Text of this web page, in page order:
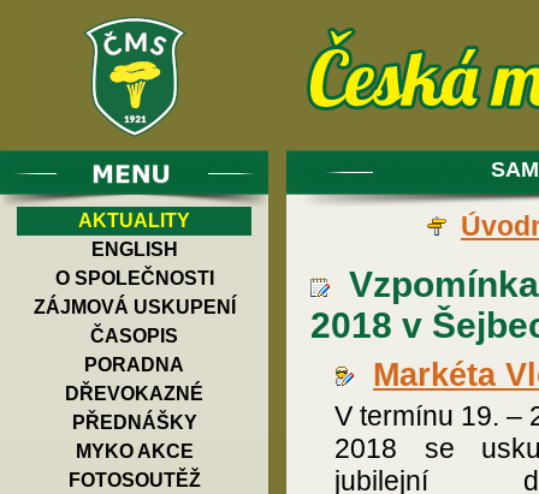
AKTUALITY
ENGLISH
O SPOLEČNOSTI
ZÁJMOVÁ USKUPENÍ
ČASOPIS
PORADNA
DŘEVOKAZNÉ
PŘEDNÁŠKY
MYKO AKCE
FOTOSOUTĚŽ
2018 v
Markéta
V termínu 19. –
2018 se
jubilejní